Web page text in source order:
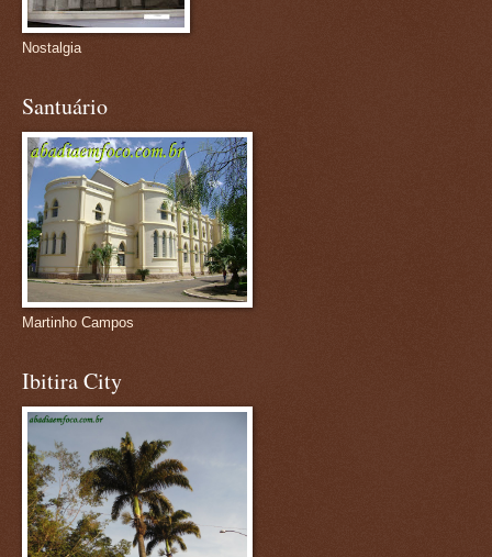
Nostalgia
Santuário
Martinho Campos
Ibitira City